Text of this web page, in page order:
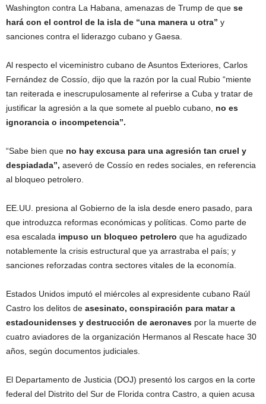
Washington contra La Habana, amenazas de Trump de que se
hará con el control de la isla de “una manera u otra” y
sanciones contra el liderazgo cubano y Gaesa.
Al respecto el viceministro cubano de Asuntos Exteriores, Carlos
Fernández de Cossío, dijo que la razón por la cual Rubio “miente
tan reiterada e inescrupulosamente al referirse a Cuba y tratar de
justificar la agresión a la que somete al pueblo cubano, no es
ignorancia o incompetencia”.
“Sabe bien que no hay excusa para una agresión tan cruel y
despiadada”, aseveró de Cossío en redes sociales, en referencia
al bloqueo petrolero.
EE.UU. presiona al Gobierno de la isla desde enero pasado, para
que introduzca reformas económicas y políticas. Como parte de
esa escalada impuso un bloqueo petrolero que ha agudizado
notablemente la crisis estructural que ya arrastraba el país; y
sanciones reforzadas contra sectores vitales de la economía.
Estados Unidos imputó el miércoles al expresidente cubano Raúl
Castro los delitos de asesinato, conspiración para matar a
estadounidenses y destrucción de aeronaves por la muerte de
cuatro aviadores de la organización Hermanos al Rescate hace 30
años, según documentos judiciales.
El Departamento de Justicia (DOJ) presentó los cargos en la corte
federal del Distrito del Sur de Florida contra Castro, a quien acusa